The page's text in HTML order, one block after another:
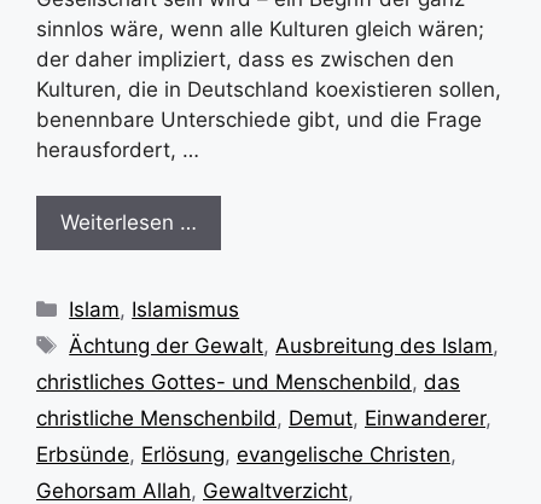
sinnlos wäre, wenn alle Kulturen gleich wären;
der daher impliziert, dass es zwischen den
Kulturen, die in Deutschland koexistieren sollen,
benennbare Unterschiede gibt, und die Frage
herausfordert, …
Weiterlesen …
Kategorien
Islam, Islamismus
Schlagwörter
Ächtung der Gewalt,Ausbreitung des Islam,
christliches Gottes- und Menschenbild, das
christliche Menschenbild, Demut, Einwanderer,
Erbsünde, Erlösung, evangelische Christen,
Gehorsam Allah, Gewaltverzicht,